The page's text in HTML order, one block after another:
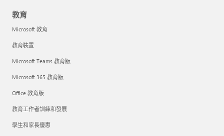
教育
Microsoft 教育
教育裝置
Microsoft Teams 教育版
Microsoft 365 教育版
Office 教育版
教育工作者訓練和發展
學生和家長優惠